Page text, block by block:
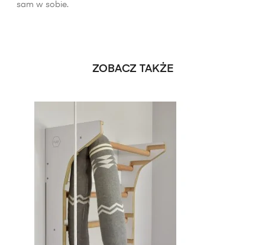
sam w sobie.
ZOBACZ TAKŻE